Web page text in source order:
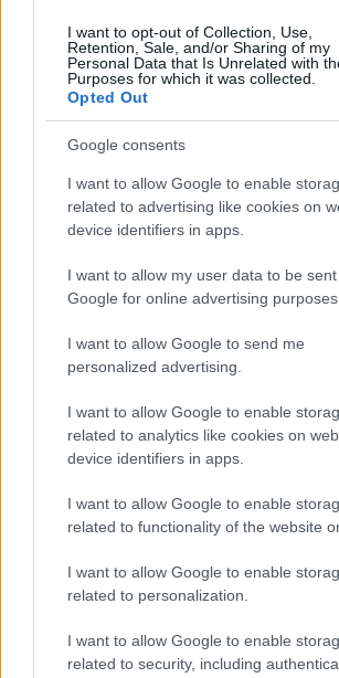
I want to opt-out of Collection, Use,
Retention, Sale, and/or Sharing of my
Personal Data that Is Unrelated with
Purposes for which it was collected.
Opted Out
Google consents
I want to allow Google to enable
related to advertising like cookies on
device identifiers in apps.
I want to allow my user data to be
Google for online advertising purposes.
I want to allow Google to send me
personalized advertising.
I want to allow Google to enable
related to analytics like cookies on
device identifiers in apps.
I want to allow Google to enable
related to functionality of the website
I want to allow Google to enable
related to personalization.
I want to allow Google to enable
related to security, including
AUTORE
Edoardo Marchesi
Edoardo Marchesi, voce delle
Palermo, ricorda la notte in cui
nomi: da allora predilige
In redazione guida l’agenda
e custodisce una collezione
mappe della città.